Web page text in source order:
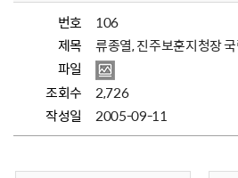
번호
106
제목
류종열, 진주보훈지청장
파일
조회수
2,726
작성일
2005-09-11